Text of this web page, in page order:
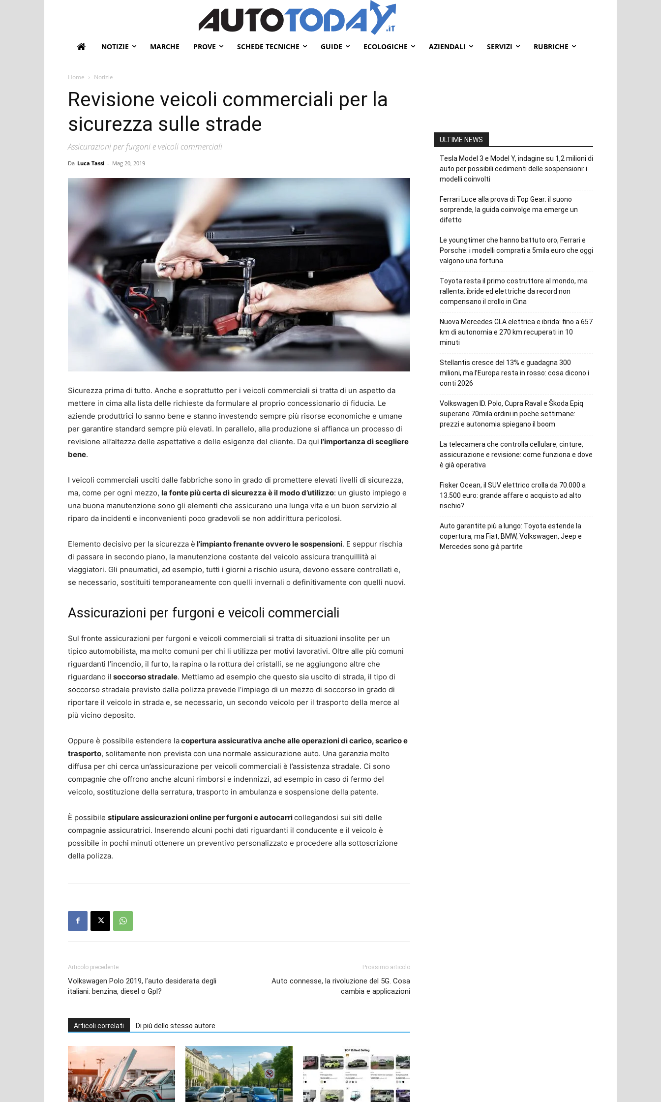
NOTIZIE MARCHE PROVE SCHEDE TECNICHE GUIDE ECOLOGICHE AZIENDALI SERVIZI RUBRICHE
Home Notizie
Revisione veicoli commerciali per la
sicurezza sulle strade
Assicurazioni per furgoni e veicoli commerciali
Da Luca Tassi - Mag 20, 2019
Sicurezza prima di tutto. Anche e soprattutto per i veicoli commerciali si tratta di un aspetto da
mettere in cima alla lista delle richieste da formulare al proprio concessionario di fiducia. Le
aziende produttrici lo sanno bene e stanno investendo sempre più risorse economiche e umane
per garantire standard sempre più elevati. In parallelo, alla produzione si affianca un processo di
revisione all’altezza delle aspettative e delle esigenze del cliente. Da qui l’importanza di scegliere
bene.
I veicoli commerciali usciti dalle fabbriche sono in grado di promettere elevati livelli di sicurezza,
ma, come per ogni mezzo, la fonte più certa di sicurezza è il modo d’utilizzo: un giusto impiego e
una buona manutenzione sono gli elementi che assicurano una lunga vita e un buon servizio al
riparo da incidenti e inconvenienti poco gradevoli se non addirittura pericolosi.
Elemento decisivo per la sicurezza è l’impianto frenante ovvero le sospensioni. E seppur rischia
di passare in secondo piano, la manutenzione costante del veicolo assicura tranquillità ai
viaggiatori. Gli pneumatici, ad esempio, tutti i giorni a rischio usura, devono essere controllati e,
se necessario, sostituiti temporaneamente con quelli invernali o definitivamente con quelli nuovi.
Assicurazioni per furgoni e veicoli commerciali
Sul fronte assicurazioni per furgoni e veicoli commerciali si tratta di situazioni insolite per un
tipico automobilista, ma molto comuni per chi li utilizza per motivi lavorativi. Oltre alle più comuni
riguardanti l’incendio, il furto, la rapina o la rottura dei cristalli, se ne aggiungono altre che
riguardano il soccorso stradale. Mettiamo ad esempio che questo sia uscito di strada, il tipo di
soccorso stradale previsto dalla polizza prevede l’impiego di un mezzo di soccorso in grado di
riportare il veicolo in strada e, se necessario, un secondo veicolo per il trasporto della merce al
più vicino deposito.
Oppure è possibile estendere lacopertura assicurativa anche alle operazioni di carico, scarico e
trasporto, solitamente non prevista con una normale assicurazione auto. Una garanzia molto
diffusa per chi cerca un’assicurazione per veicoli commerciali è l’assistenza stradale. Ci sono
compagnie che offrono anche alcuni rimborsi e indennizzi, ad esempio in caso di fermo del
veicolo, sostituzione della serratura, trasporto in ambulanza e sospensione della patente.
È possibile stipulare assicurazioni online per furgoni e autocarricollegandosi sui siti delle
compagnie assicuratrici. Inserendo alcuni pochi dati riguardanti il conducente e il veicolo è
possibile in pochi minuti ottenere un preventivo personalizzato e procedere alla sottoscrizione
della polizza.
Articolo precedente
Volkswagen Polo 2019, l’auto desiderata degli
italiani: benzina, diesel o Gpl?
Prossimo articolo
Auto connesse, la rivoluzione del 5G. Cosa
cambia e applicazioni
Articoli correlati Di più dello stesso autore
ULTIME NEWS
Tesla Model 3 e Model Y, indagine su 1,2 milioni di
auto per possibili cedimenti delle sospensioni: i
modelli coinvolti
Ferrari Luce alla prova di Top Gear: il suono
sorprende, la guida coinvolge ma emerge un
difetto
Le youngtimer che hanno battuto oro, Ferrari e
Porsche: i modelli comprati a 5mila euro che oggi
valgono una fortuna
Toyota resta il primo costruttore al mondo, ma
rallenta: ibride ed elettriche da record non
compensano il crollo in Cina
Nuova Mercedes GLA elettrica e ibrida: fino a 657
km di autonomia e 270 km recuperati in 10
minuti
Stellantis cresce del 13% e guadagna 300
milioni, ma l’Europa resta in rosso: cosa dicono i
conti 2026
Volkswagen ID. Polo, Cupra Raval e Škoda Epiq
superano 70mila ordini in poche settimane:
prezzi e autonomia spiegano il boom
La telecamera che controlla cellulare, cinture,
assicurazione e revisione: come funziona e dove
è già operativa
Fisker Ocean, il SUV elettrico crolla da 70.000 a
13.500 euro: grande affare o acquisto ad alto
rischio?
Auto garantite più a lungo: Toyota estende la
copertura, ma Fiat, BMW, Volkswagen, Jeep e
Mercedes sono già partite